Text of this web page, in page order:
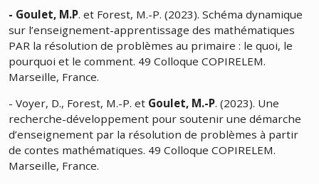
- Goulet, M.P. et Forest, M.-P. (2023). Schéma dynamique
sur l’enseignement-apprentissage des mathématiques
PAR la résolution de problèmes au primaire : le quoi, le
pourquoi et le comment. 49 Colloque COPIRELEM.
Marseille, France.
- Voyer, D., Forest, M.-P. et Goulet, M.-P. (2023). Une
recherche-développement pour soutenir une démarche
d’enseignement par la résolution de problèmes à partir
de contes mathématiques. 49 Colloque COPIRELEM.
Marseille, France.